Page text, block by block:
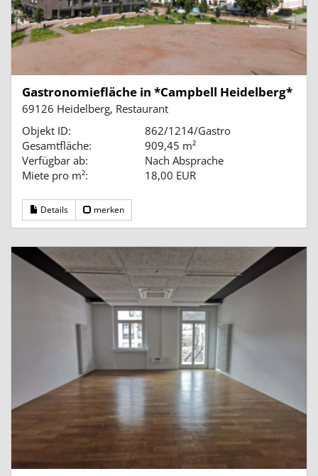
Gastronomiefläche in *Campbell Heidelberg*
69126 Heidelberg, Restaurant
Objekt ID:
862/1214/Gastro
Gesamtfläche:
909,45 m²
Verfügbar ab:
Nach Absprache
Miete pro m²:
18,00 EUR
Details merken